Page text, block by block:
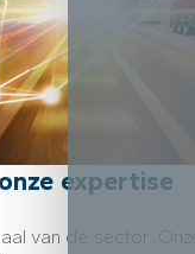
expertise
van de sector.